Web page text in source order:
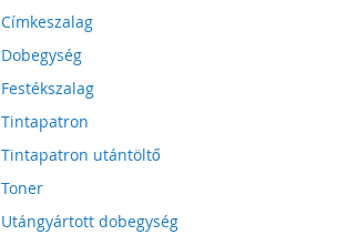
Címkeszalag
Dobegység
Festékszalag
Tintapatron
Tintapatron utántöltő
Toner
Utángyártott dobegység